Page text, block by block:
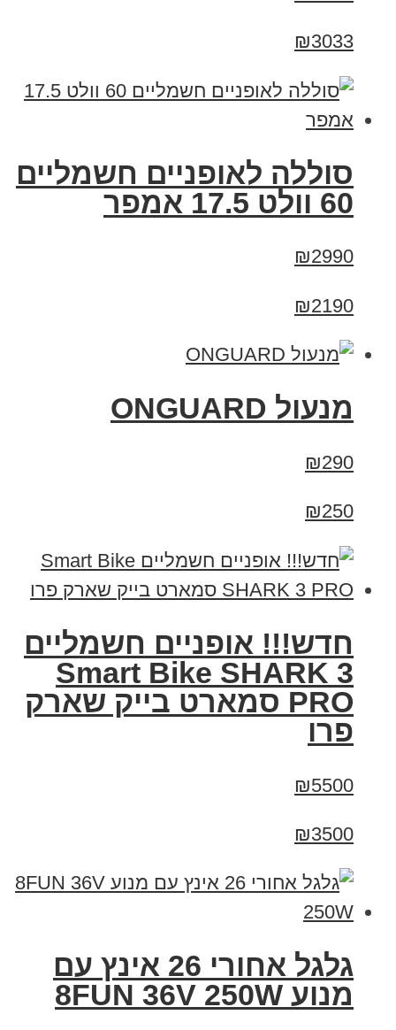
₪3033
סוללה לאופניים חשמליים
60 וולט 17.5 אמפר
₪2990
₪2190
מנעול ONGUARD
₪290
₪250
חדש!!! אופניים חשמליים
Smart Bike SHARK 3
PRO סמארט בייק שארק
פרו
₪5500
₪3500
גלגל אחורי 26 אינץ עם
מנוע 8FUN 36V 250W